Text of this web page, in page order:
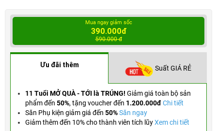
Mua ngay giảm sốc
390.000đ
590.000 đ
Ưu đãi thêm Suất GIÁ RẺ
11 Tuổi MỞ QUÀ - TỚI là TRÚNG! Giảm giá toàn bộ sản
phẩm đến 50%, tặng voucher đến 1.200.000đChi tiết
Săn Phụ kiện giảm giá đến 50%Săn ngay
Giảm thêm đến 10% cho thành viên tích lũyXem chi tiết